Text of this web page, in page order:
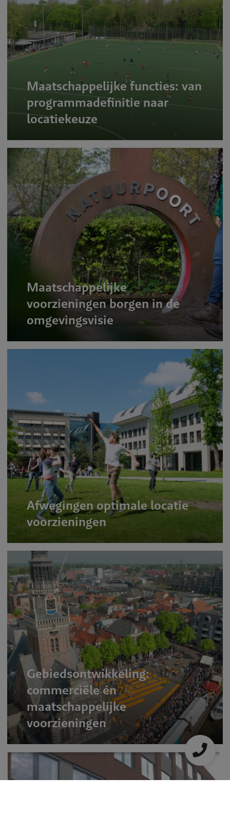
Maatschappelijke functies: van
programmadefinitie naar
locatiekeuze
Maatschappelijke
voorzieningen borgen in de
omgevingsvisie
Afwegingen optimale locatie
voorzieningen
Gebiedsontwikkeling:
commerciële én
maatschappelijke
voorzieningen